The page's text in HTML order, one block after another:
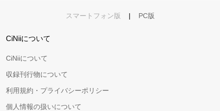
スマートフォン版 | PC版
CiNiiについて
CiNiiについて
収録刊行物について
利用規約・プライバシーポリシー
個人情報の扱いについて